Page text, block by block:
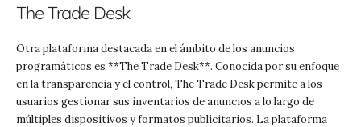
The Trade Desk
Otra plataforma destacada en el ámbito de los anuncios
programáticos es **The Trade Desk**. Conocida por su enfoque
en la transparencia y el control, The Trade Desk permite a los
usuarios gestionar sus inventarios de anuncios a lo largo de
múltiples dispositivos y formatos publicitarios. La plataforma